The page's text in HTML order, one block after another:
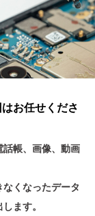
お任せくださ
話帳、画像、動画
くなったデータ
ます。